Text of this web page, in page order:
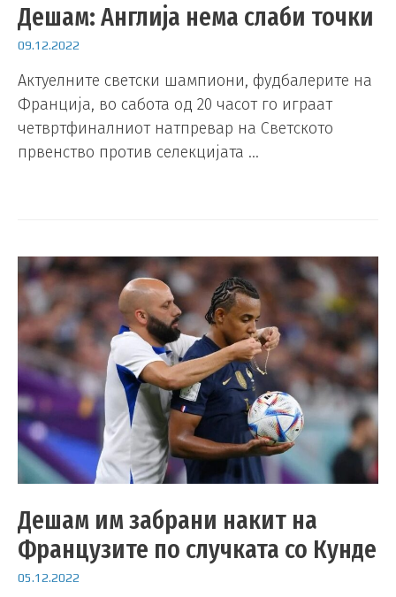
Дешам: Англија нема слаби точки
09.12.2022
Актуелните светски шампиони, фудбалерите на
Франција, во сабота од 20 часот го играат
четвртфиналниот натпревар на Светското
првенство против селекцијата …
Дешам им забрани накит на
Французите по случката со Кунде
05.12.2022